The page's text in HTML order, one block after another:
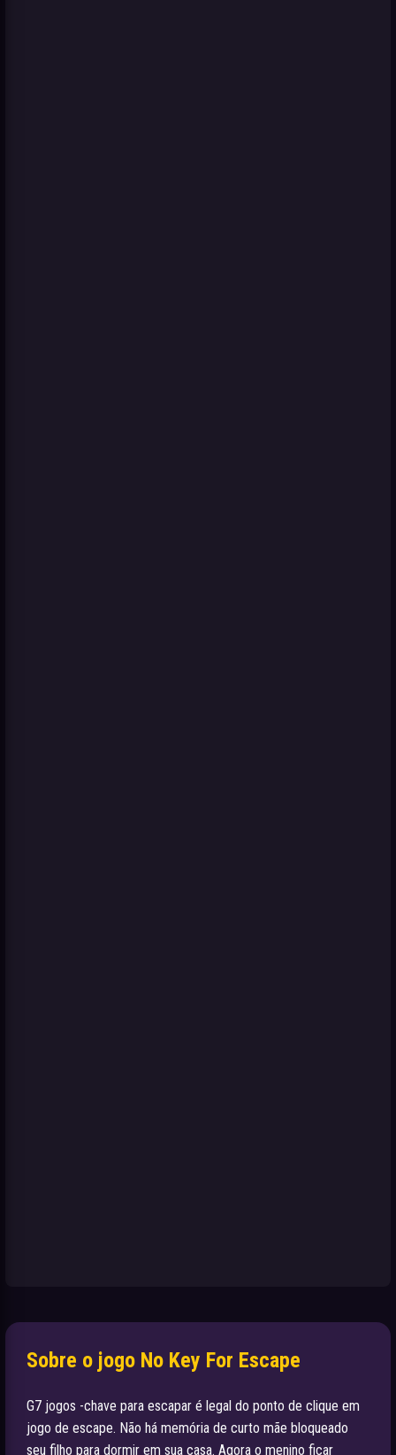
Sobre o jogo No Key For Escape
G7 jogos -chave para escapar é legal do ponto de clique em
jogo de escape. Não há memória de curto mãe bloqueado
seu filho para dormir em sua casa. Agora o menino ficar